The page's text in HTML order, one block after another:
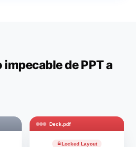
de PPT a
Deck.pdf
Locked Layout